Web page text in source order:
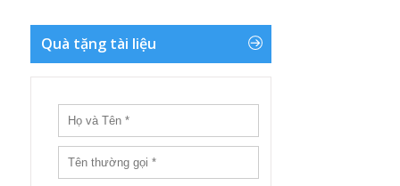
Quà tặng tài liệu